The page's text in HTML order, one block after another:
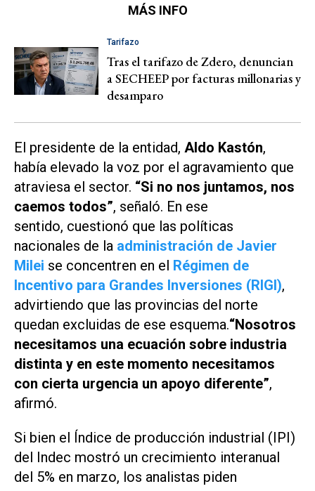
MÁS INFO
Tarifazo
Tras el tarifazo de Zdero, denuncian
a SECHEEP por facturas millonarias y
desamparo
El presidente de la entidad, Aldo Kastón,
había elevado la voz por el agravamiento que
atraviesa el sector. “Si no nos juntamos, nos
caemos todos”, señaló. En ese
sentido, cuestionó que las políticas
nacionales de la administración de Javier
Milei se concentren en el Régimen de
Incentivo para Grandes Inversiones (RIGI),
advirtiendo que las provincias del norte
quedan excluidas de ese esquema.“Nosotros
necesitamos una ecuación sobre industria
distinta y en este momento necesitamos
con cierta urgencia un apoyo diferente”,
afirmó.
Si bien el Índice de producción industrial (IPI)
del Indec mostró un crecimiento interanual
del 5% en marzo, los analistas piden